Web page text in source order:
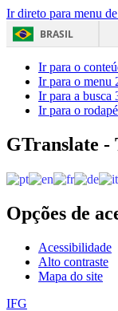
Ir direto para menu
BRASIL
Ir para o
Ir para o menu
Ir para a busca
Ir para o rodapé
GTranslate -
Opções de
Acessibilidade
Alto contraste
Mapa do site
IFG